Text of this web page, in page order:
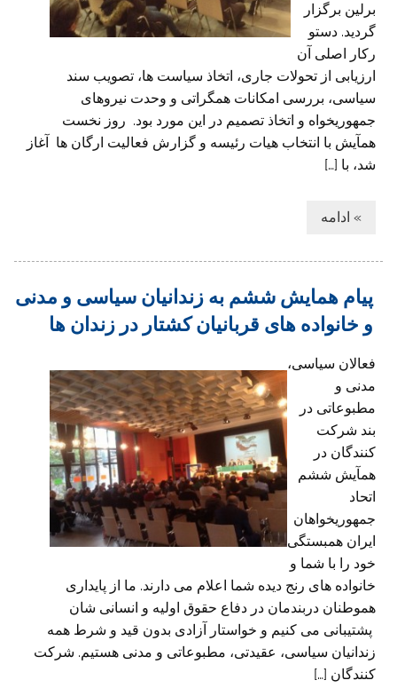
برلین برگزار
گردید. دستو
رکار اصلی آن
ارزیابی از تحولات جاری، اتخاذ سیاست ها، تصویب سند
سیاسی، بررسی امکانات همگراتی و وحدت نیروهای
جمهوریخواه و اتخاذ تصمیم در این مورد بود. روز نخست
همآیش با انتخاب هیات رئیسه و گزارش فعالیت ارگان ها آغاز
شد، با […]
» ادامه
پیام همایش ششم به زندانیان سیاسی و مدنی
و خانواده های قربانیان کشتار در زندان ها
فعالان سیاسی،
مدنی و
مطبوعاتی در
بند شرکت
کنندگان در
همآیش ششم
اتحاد
جمهوریخواهان
ایران همبستگی
خود را با شما و
خانواده های رنج دیده شما اعلام می دارند. ما از پایداری
هموطنان دربندمان در دفاع حقوق اولیه و انسانی شان
پشتیبانی می کنیم و خواستار آزادی بدون قید و شرط همه
زندانیان سیاسی، عقیدتی، مطبوعاتی و مدنی هستیم. شرکت
کنندگان […]